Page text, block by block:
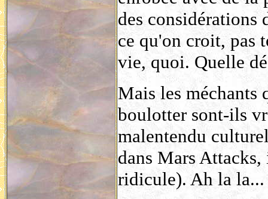
des considérations
ce qu'on croit, pas
vie, quoi. Quelle
Mais les méchants
boulotter sont-ils
malentendu
dans Mars
ridicule). Ah la la...